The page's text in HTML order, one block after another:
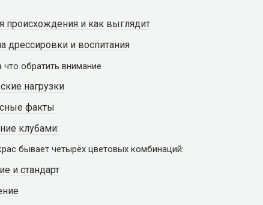
происхождения и как выглядит
дрессировки и воспитания
что обратить внимание
нагрузки
факты
клубами:
бывает четырёх цветовых комбинаций:
и стандарт